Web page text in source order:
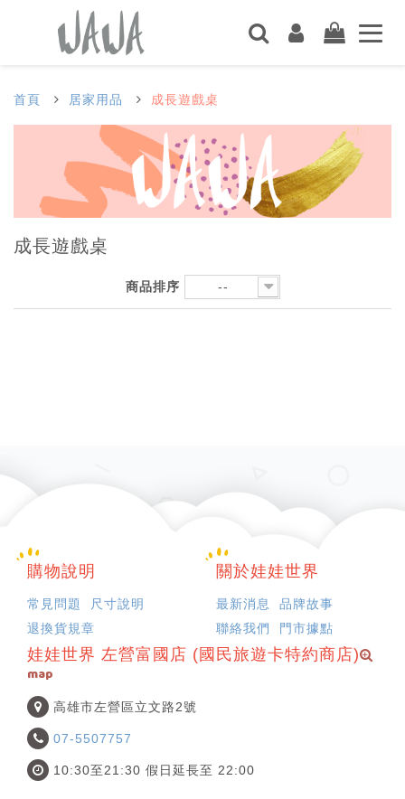
首頁 居家用品 成長遊戲桌
成長遊戲桌
商品排序 --
購物說明
常見問題
尺寸說明
退換貨規章
關於娃娃世界
最新消息
品牌故事
聯絡我們
門市據點
娃娃世界 左營富國店 (國民旅遊卡特約商店)
map
高雄市左營區立文路2號
07-5507757
10:30至21:30 假日延長至 22:00